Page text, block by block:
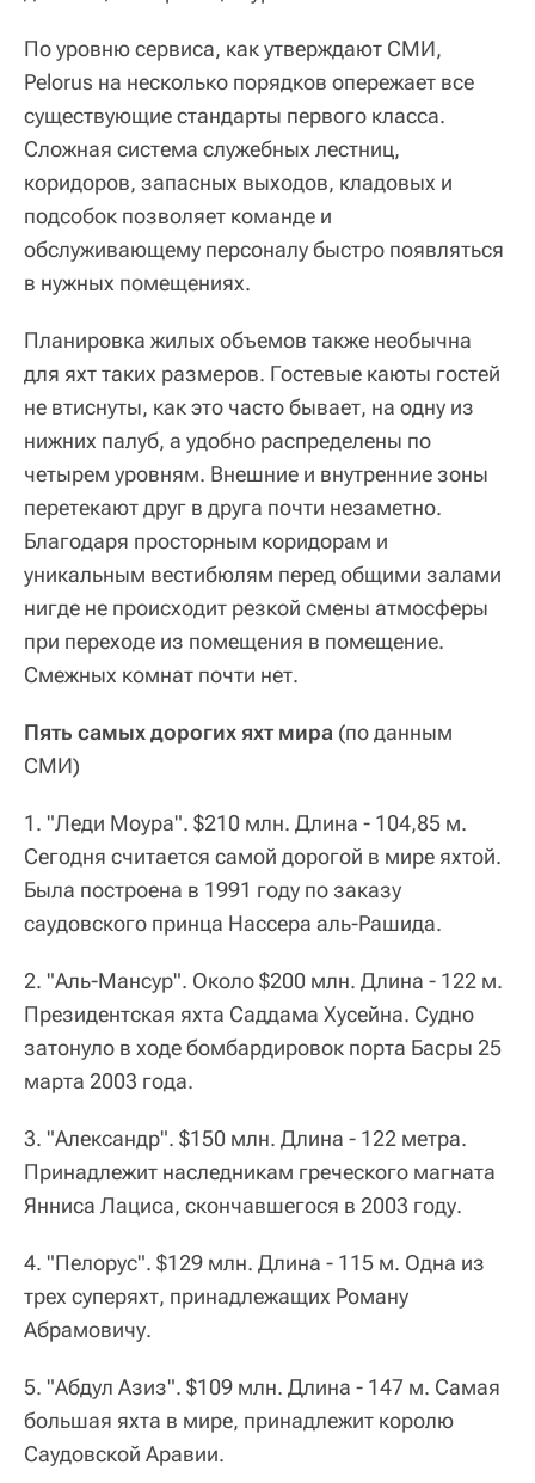
По уровню сервиса, как утверждают СМИ,
Pelorus на несколько порядков опережает все
существующие стандарты первого класса.
Сложная система служебных лестниц,
коридоров, запасных выходов, кладовых и
подсобок позволяет команде и
обслуживающему персоналу быстро появляться
в нужных помещениях.
Планировка жилых объемов также необычна
для яхт таких размеров. Гостевые каюты гостей
не втиснуты, как это часто бывает, на одну из
нижних палуб, а удобно распределены по
четырем уровням. Внешние и внутренние зоны
перетекают друг в друга почти незаметно.
Благодаря просторным коридорам и
уникальным вестибюлям перед общими залами
нигде не происходит резкой смены атмосферы
при переходе из помещения в помещение.
Смежных комнат почти нет.
Пять самых дорогих яхт мира (по данным
СМИ)
1. "Леди Моура". $210 млн. Длина ‑ 104,85 м.
Сегодня считается самой дорогой в мире яхтой.
Была построена в 1991 году по заказу
саудовского принца Нассера аль‑Рашида.
2. "Аль‑Мансур". Около $200 млн. Длина ‑ 122 м.
Президентская яхта Саддама Хусейна. Судно
затонуло в ходе бомбардировок порта Басры 25
марта 2003 года.
3. "Александр". $150 млн. Длина ‑ 122 метра.
Принадлежит наследникам греческого магната
Янниса Лациса, скончавшегося в 2003 году.
4. "Пелорус". $129 млн. Длина ‑ 115 м. Одна из
трех суперяхт, принадлежащих Роману
Абрамовичу.
5. "Абдул Азиз". $109 млн. Длина ‑ 147 м. Самая
большая яхта в мире, принадлежит королю
Саудовской Аравии.